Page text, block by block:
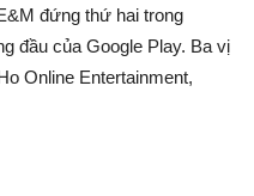
đứng thứ hai trong
đầu của Google Play. Ba vị
Online Entertainment,